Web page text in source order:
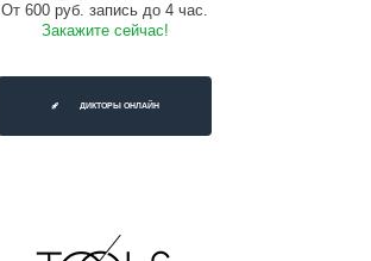
От 600 руб. запись до 4 час.
Закажите сейчас!
ДИКТОРЫ ОНЛАЙН